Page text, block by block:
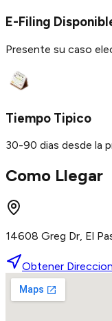
E-Filing
Presente su caso
Tiempo Tipico
30-90 dias desde la
Como Llegar
14608 Greg Dr, El
Obtener